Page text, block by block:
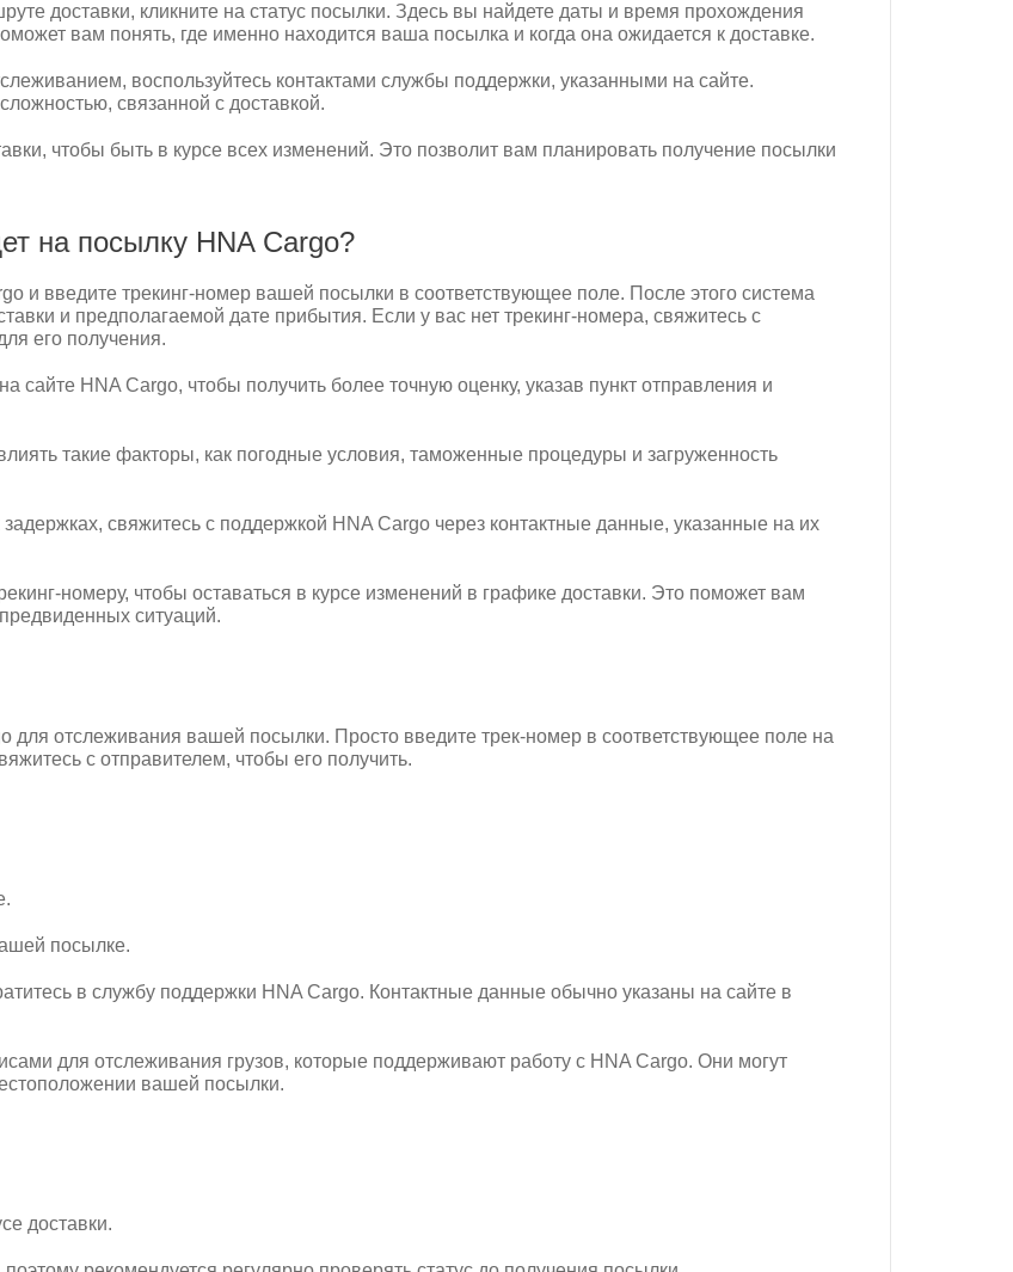
доставки, кликните на статус посылки. Здесь вы найдете даты и время прохождения
вам понять, где именно находится ваша посылка и когда она ожидается к доставке.
воспользуйтесь контактами службы поддержки, указанными на сайте.
связанной с доставкой.
чтобы быть в курсе всех изменений. Это позволит вам планировать получение посылки
на посылку HNA Cargo?
и введите трекинг-номер вашей посылки в соответствующее поле. После этого система
и предполагаемой дате прибытия. Если у вас нет трекинг-номера, свяжитесь с
его получения.
сайте HNA Cargo, чтобы получить более точную оценку, указав пункт отправления и
такие факторы, как погодные условия, таможенные процедуры и загруженность
свяжитесь с поддержкой HNA Cargo через контактные данные, указанные на их
номеру, чтобы оставаться в курсе изменений в графике доставки. Это поможет вам
ситуаций.
для отслеживания вашей посылки. Просто введите трек-номер в соответствующее поле на
с отправителем, чтобы его получить.
посылке.
в службу поддержки HNA Cargo. Контактные данные обычно указаны на сайте в
для отслеживания грузов, которые поддерживают работу с HNA Cargo. Они могут
вашей посылки.
доставки.